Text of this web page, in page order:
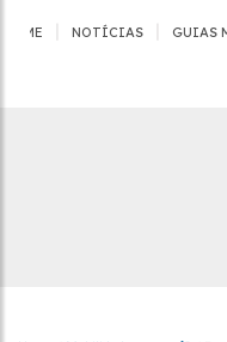
HOME NOTÍCIAS GUIAS